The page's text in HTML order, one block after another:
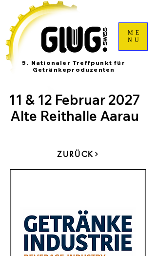
ME
NU
11 & 12 Februar 2027
Alte Reithalle Aarau
5. Nationaler Treffpunkt für
Getränkeproduzenten
ZURÜCK